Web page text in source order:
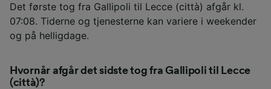
Det første tog fra Gallipoli til Lecce (città) afgår kl.
07:08. Tiderne og tjenesterne kan variere i weekender
og på helligdage.
Hvornår afgår det sidste tog fra Gallipoli til Lecce
(città)?